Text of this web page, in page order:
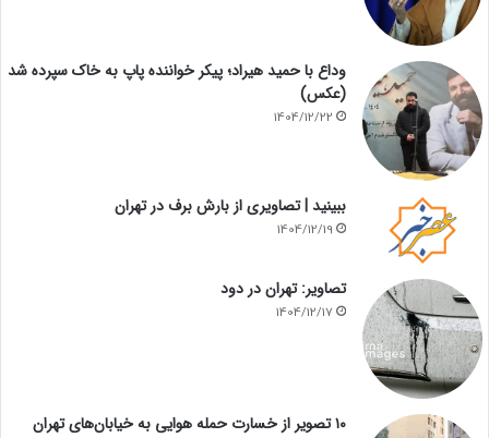
وداع با حمید هیراد؛ پیکر خواننده پاپ به خاک سپرده شد
(عکس)
1404/12/22
ببینید | تصاویری از بارش برف در تهران
1404/12/19
تصاویر: تهران در دود
1404/12/17
۱۰ تصویر از خسارت حمله هوایی به خیابان‌های تهران